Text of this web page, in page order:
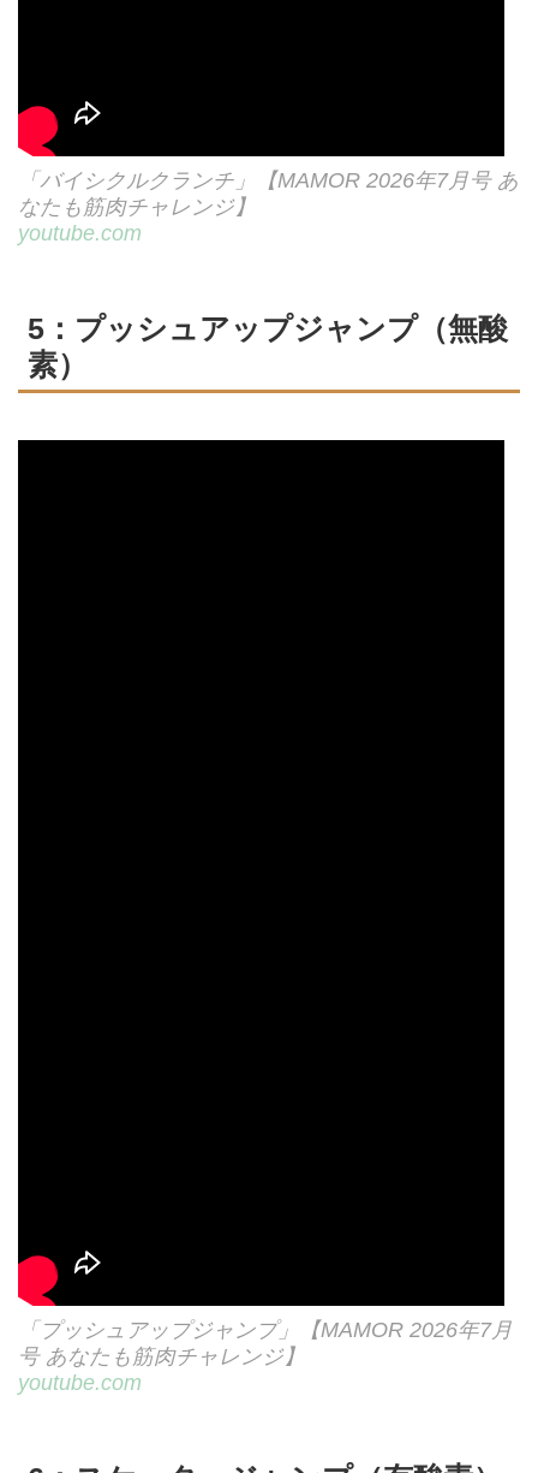
「バイシクルクランチ」【MAMOR 2026年7月号 あ
なたも筋肉チャレンジ】
youtube.com
5：プッシュアップジャンプ（無酸
素）
「プッシュアップジャンプ」【MAMOR 2026年7月
号 あなたも筋肉チャレンジ】
youtube.com